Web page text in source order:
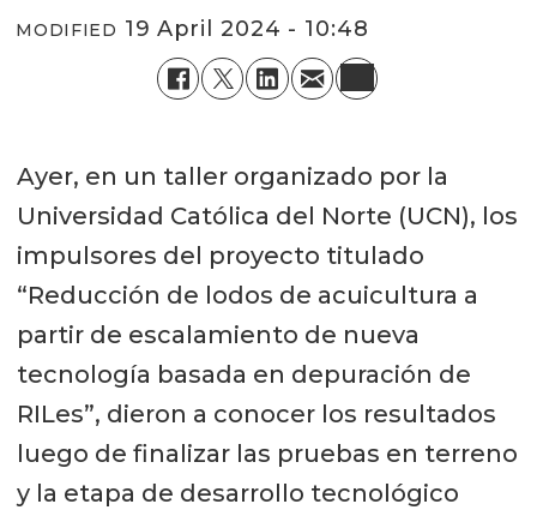
MODIFIED 19 April 2024 - 10:48
Ayer, en un taller organizado por la
Universidad Católica del Norte (UCN), los
impulsores del proyecto titulado
“Reducción de lodos de acuicultura a
partir de escalamiento de nueva
tecnología basada en depuración de
RILes”, dieron a conocer los resultados
luego de finalizar las pruebas en terreno
y la etapa de desarrollo tecnológico